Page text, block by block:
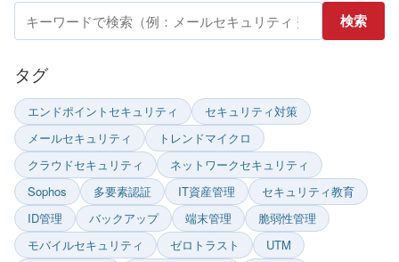
サ
イ
ト
内
検
索
検索
タグ
エンドポイントセキュリティ
セキュリティ対策
メールセキュリティ
トレンドマイクロ
クラウドセキュリティ
ネットワークセキュリティ
Sophos
多要素認証 IT資産管理
セキュリティ教育
ID管理
バックアップ 端末管理
脆弱性管理
モバイルセキュリティ
ゼロトラスト
UTM